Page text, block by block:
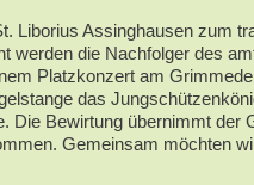
Assinghausen zum
werden die Nachfolger des
Platzkonzert am
das
Die Bewirtung übernimmt
Gemeinsam möchten